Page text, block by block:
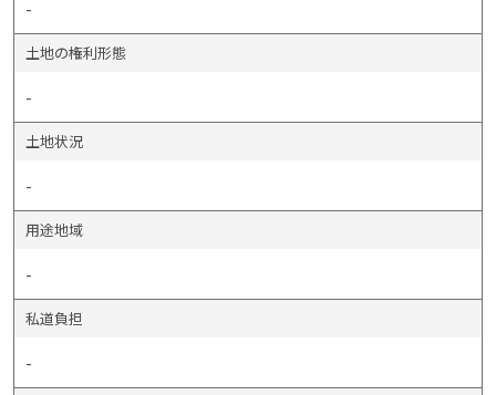
-
土地の権利形態
-
土地状況
-
用途地域
-
私道負担
-